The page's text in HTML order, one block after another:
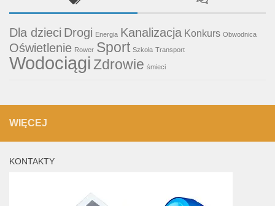
Dla dzieci Drogi Energia Kanalizacja Konkurs Obwodnica
Oświetlenie Rower Sport Szkoła Transport
WodociągiZdrowie śmieci
WIĘCEJ
KONTAKTY